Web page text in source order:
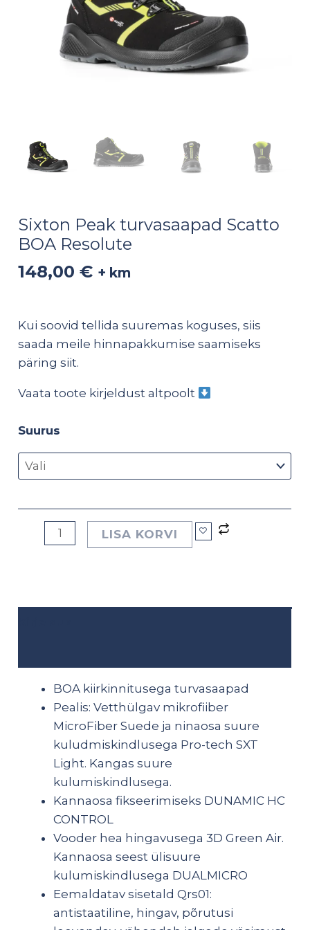
Sixton Peak turvasaapad Scatto
BOA Resolute
148,00€ + km
Kui soovid tellida suuremas koguses, siis
saada meile hinnapakkumise saamiseks
päringsiit.
Vaata toote kirjeldust altpoolt
Suurus
LISA KORVI
BOA kiirkinnitusega turvasaapad
Pealis: Vetthülgav mikrofiiber
MicroFiber Suede ja ninaosa suure
kuludmiskindlusega Pro-tech SXT
Light. Kangas suure
kulumiskindlusega.
Kannaosa fikseerimiseks DUNAMIC HC
CONTROL
Vooder hea hingavusega 3D Green Air.
Kannaosa seest ülisuure
kulumiskindlusega DUALMICRO
Eemaldatav sisetald Qrs01:
antistaatiline, hingav, põrutusi